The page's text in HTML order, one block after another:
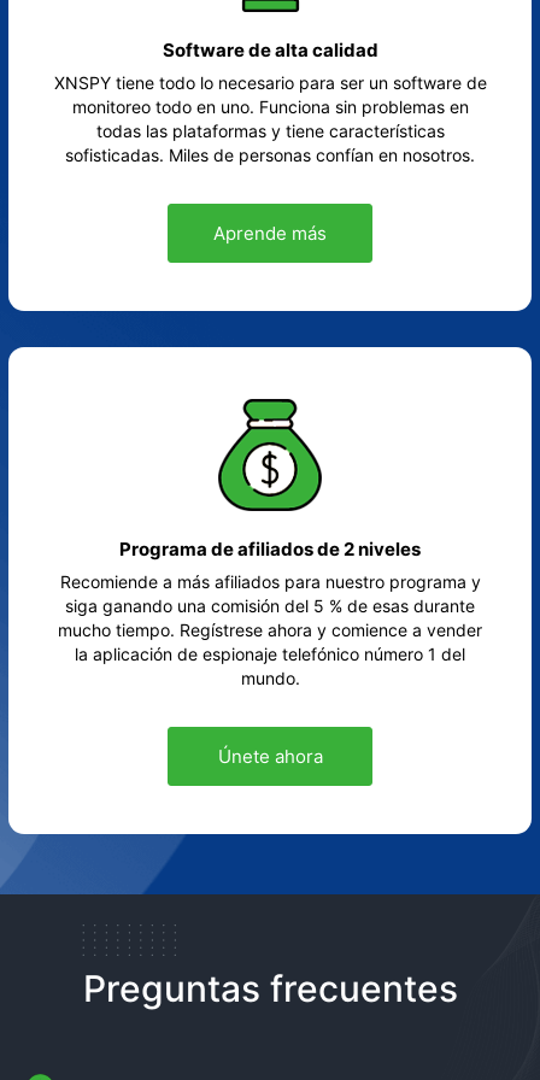
Software de alta calidad
XNSPY tiene todo lo necesario para ser un software de
monitoreo todo en uno. Funciona sin problemas en
todas las plataformas y tiene características
sofisticadas. Miles de personas confían en nosotros.
Aprende más
Programa de afiliados de 2 niveles
Recomiende a más afiliados para nuestro programa y
siga ganando una comisión del 5 % de esas durante
mucho tiempo. Regístrese ahora y comience a vender
la aplicación de espionaje telefónico número 1 del
mundo.
Únete ahora
Preguntas frecuentes